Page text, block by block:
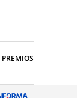
PREMIOS